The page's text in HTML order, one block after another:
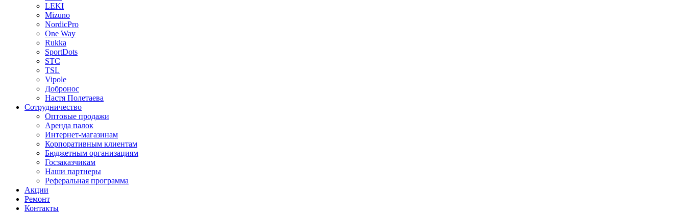
LEKI
Mizuno
NordicPro
One Way
Rukka
SportDots
STC
TSL
Vipole
Добронос
Настя Полетаева
Сотрудничество
Оптовые продажи
Аренда палок
Интернет-магазинам
Корпоративным клиентам
Бюджетным организациям
Госзаказчикам
Наши партнеры
Реферальная программа
Акции
Ремонт
Контакты